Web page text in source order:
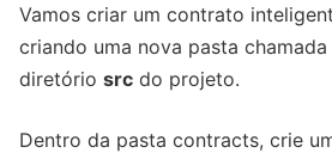
Vamos criar um contrato
criando uma nova pasta chamada
diretório src do projeto.
Dentro da pasta contracts, crie